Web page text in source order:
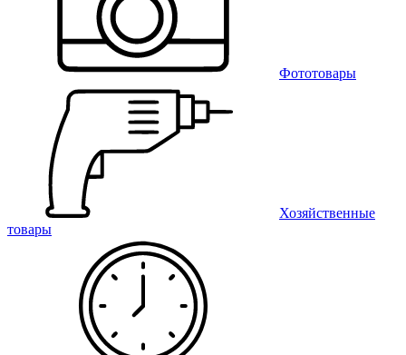
Фототовары
Хозяйственные
товары